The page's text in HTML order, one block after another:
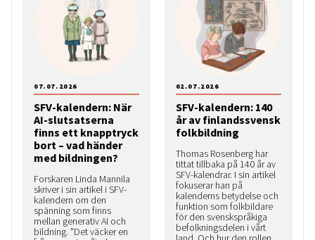
SFV-kalendern: När
AI-slutsatserna
finns ett knapptryck
bort – vad händer
med bildningen?
Forskaren Linda Mannila
skriver i sin artikel i SFV-
kalendern om den
spänning som finns
mellan generativ AI och
bildning. "Det väcker en
07.07.2026
SFV-kalendern: 140
år av finlandssvensk
folkbildning
Thomas Rosenberg har
tittat tillbaka på 140 år av
SFV-kalendrar. I sin artikel
fokuserar han på
kalenderns betydelse och
funktion som folkbildare
för den svenskspråkiga
befolkningsdelen i vårt
02.07.2026